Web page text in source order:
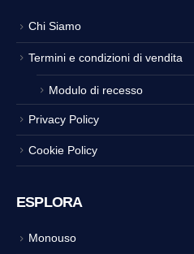
Chi Siamo
Termini e condizioni di vendita
Modulo di recesso
Privacy Policy
Cookie Policy
ESPLORA
Monouso